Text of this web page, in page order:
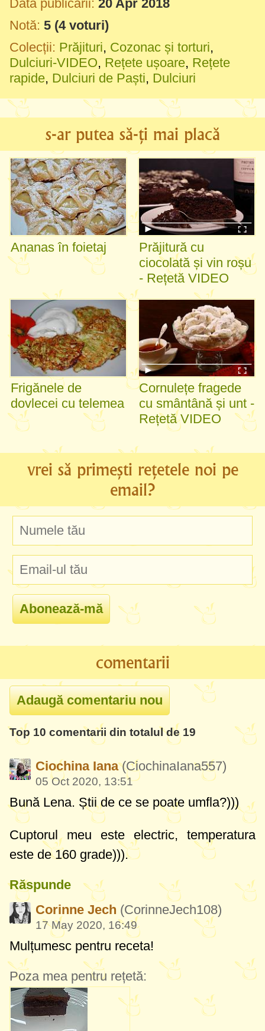
Data publicării: 20 Apr 2018
Notă: 5 (4voturi)
Colecții: Prăjituri, Cozonac și torturi,
Dulciuri-VIDEO, Rețete ușoare, Rețete
rapide, Dulciuri de Paști, Dulciuri
s-ar putea să-ți mai placă
Ananas în foietaj
Prăjitură cu
ciocolată și vin roșu
- Rețetă VIDEO
Frigănele de
dovlecei cu telemea
Cornulețe fragede
cu smântână și unt -
Rețetă VIDEO
vrei să primești rețetele noi pe
email?
comentarii
Top 10 comentarii din totalul de 19
Ciochina Iana(CiochinaIana557)
05 Oct 2020, 13:51
Bună Lena. Știi de ce se poate umfla?)))
Cuptorul meu este electric, temperatura
este de 160 grade))).
Răspunde
Corinne Jech (CorinneJech108)
17 May 2020, 16:49
Mulțumesc pentru receta!
Poza mea pentru rețetă: